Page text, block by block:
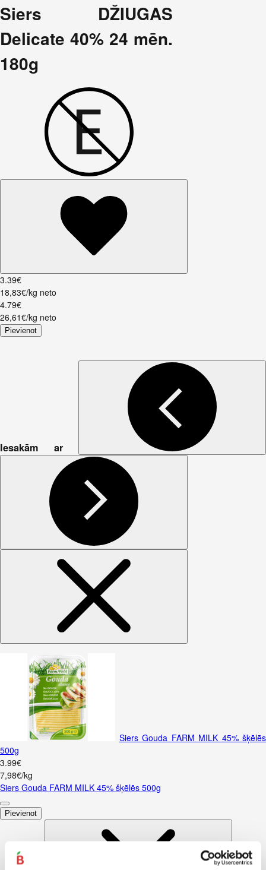
Siers DŽIUGAS
Delicate 40% 24 mēn.
180g
3.39€
18,83€/kg neto
4.79€
26,61€/kg neto
Pievienot
Iesakām ar
Siers Gouda FARM MILK 45% šķēlēs
500g
3.99€
7,98€/kg
Siers Gouda FARM MILK 45% šķēlēs 500g
Pievienot